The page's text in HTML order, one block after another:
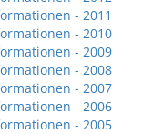
- 2011
- 2010
- 2009
- 2008
- 2007
- 2006
- 2005